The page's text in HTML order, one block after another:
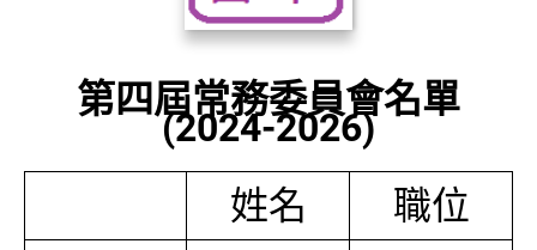
第四屆常務委員會名單
(2024-2026)
姓名
職位